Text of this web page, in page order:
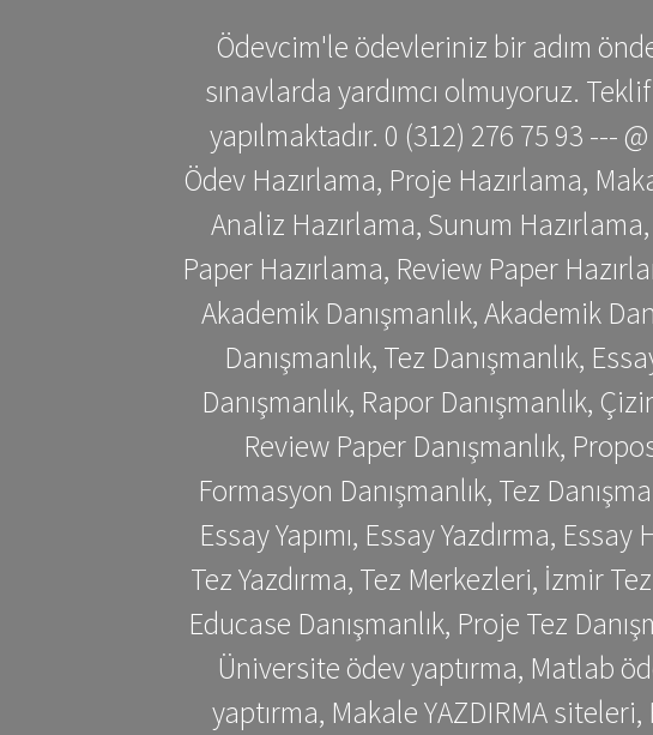
Ödevcim'le ödevleriniz bir adım
sınavlarda yardımcı olmuyoruz.
yapılmaktadır. 0 (312) 276 75 93 ---
Ödev Hazırlama, Proje Hazırlama,
Analiz Hazırlama, Sunum
Paper Hazırlama, Review Paper
Akademik Danışmanlık, Akademik
Danışmanlık, Tez Danışmanlık,
Danışmanlık, Rapor Danışmanlık,
Review Paper Danışmanlık,
Formasyon Danışmanlık, Tez
Essay Yapımı, Essay Yazdırma,
Tez Yazdırma, Tez Merkezleri, İzmir
Educase Danışmanlık, Proje Tez
Üniversite ödev yaptırma, Matlab
yaptırma, Makale YAZDIRMA